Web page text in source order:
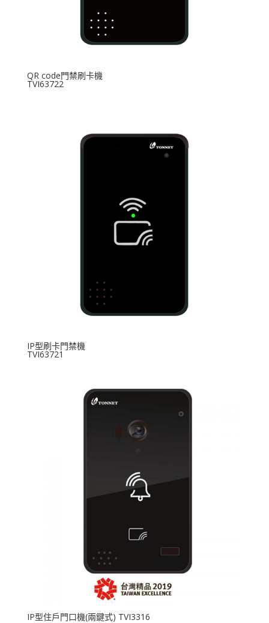
QR code門禁刷卡機
TVI63722
IP型刷卡門禁機
TVI63721
IP型住戶門口機(兩鍵式) TVI3316